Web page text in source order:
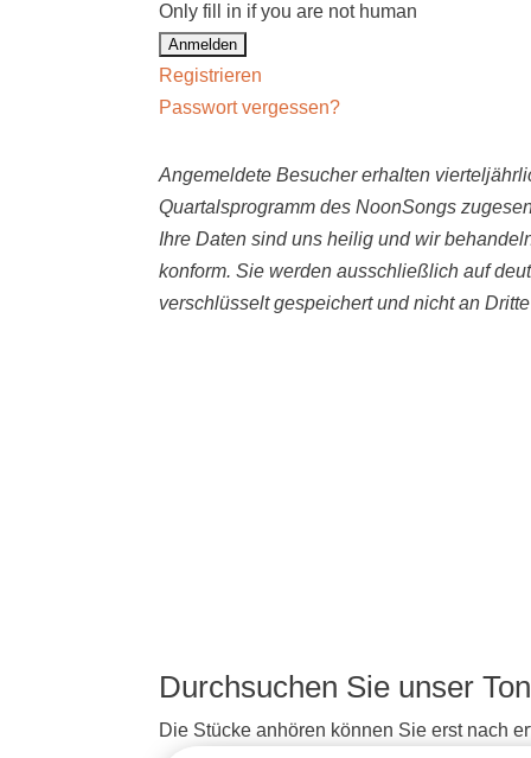
Only fill in if you are not human
Registrieren
Passwort vergessen?
Angemeldete Besucher erhalten
Quartalsprogramm des NoonSongs
Ihre Daten sind uns heilig und wir
konform. Sie werden ausschließlich auf
verschlüsselt gespeichert und nicht an
Durchsuchen Sie unser
Die Stücke anhören können Sie erst nach